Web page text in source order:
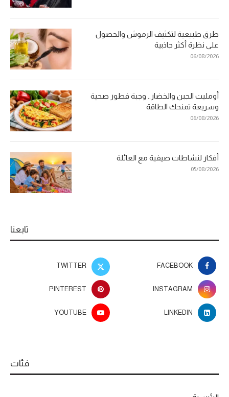
طرق طبيعية لتكثيف الرموش والحصول
على نظرة أكثر جاذبية
06/08/2026
أومليت الجبن والخضار.. وجبة فطور صحية
وسريعة تمنحك الطاقة
06/08/2026
أفكار لنشاطات صيفية مع العائلة
05/08/2026
تابعنا
FACEBOOK
TWITTER
INSTAGRAM
PINTEREST
LINKEDIN
YOUTUBE
فئات